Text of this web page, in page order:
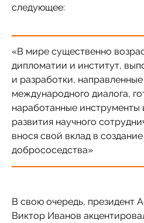
следующее:
«В мире существенно
дипломатии и институт,
и разработки,
международного диалога,
наработанные инструменты
развития научного
внося свой вклад в
добрососедства»
В свою очередь,
Виктор Иванов